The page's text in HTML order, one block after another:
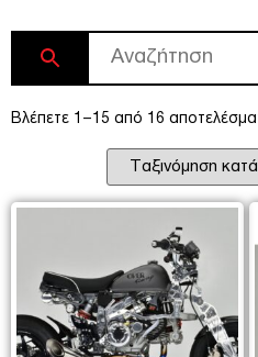
Βλέπετε 1–15 από 16